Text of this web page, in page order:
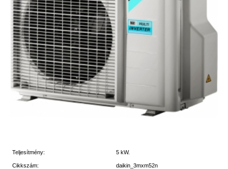
Teljesítmény: 5 kW.
Cikkszám: daikin_3mxm52n